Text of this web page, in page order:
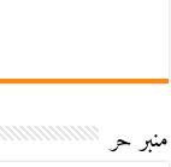
منبر حر